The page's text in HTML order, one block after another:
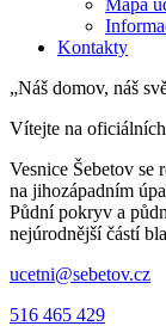
Mapa
Kontakty
„Náš domov, náš
Vítejte na
Vesnice Šebetov se
na jihozápadním
Půdní pokryv a
nejúrodnější částí
ucetni@sebetov.cz
516 465 429